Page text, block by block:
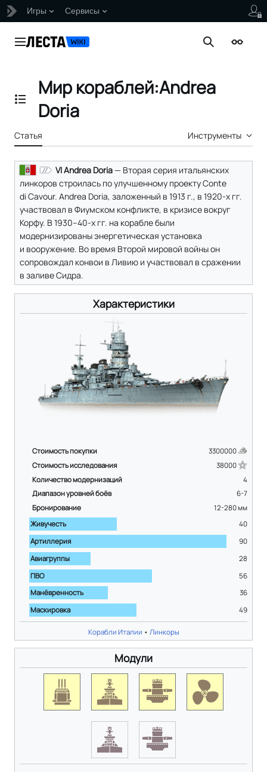
Игры Сервисы
Главное меню Поиск
Отобразить/Скрыть содержание
Мир кораблей:Andrea
Doria
Статья Инструменты
VI Andrea Doria— Вторая серия итальянских
линкоров строилась по улучшенному проекту Conte
di Cavour. Andrea Doria, заложенный в 1913 г., в 1920-х гг.
участвовал в Фиумском конфликте, в кризисе вокруг
Корфу. В 1930–40-х гг. на корабле были
модернизированы энергетическая установка
и вооружение. Во время Второй мировой войны он
сопровождал конвои в Ливию и участвовал в сражении
в заливе Сидра.
Характеристики
Стоимость покупки
3300000
Стоимость исследования
38000
Количество модернизаций
4
Диапазон уровней боёв
6-7
Бронирование
12-280мм
Живучесть
40
Артиллерия
90
Авиагруппы
28
ПВО
56
Манёвренность
36
Маскировка
49
Корабли Италии • Линкоры
Модули